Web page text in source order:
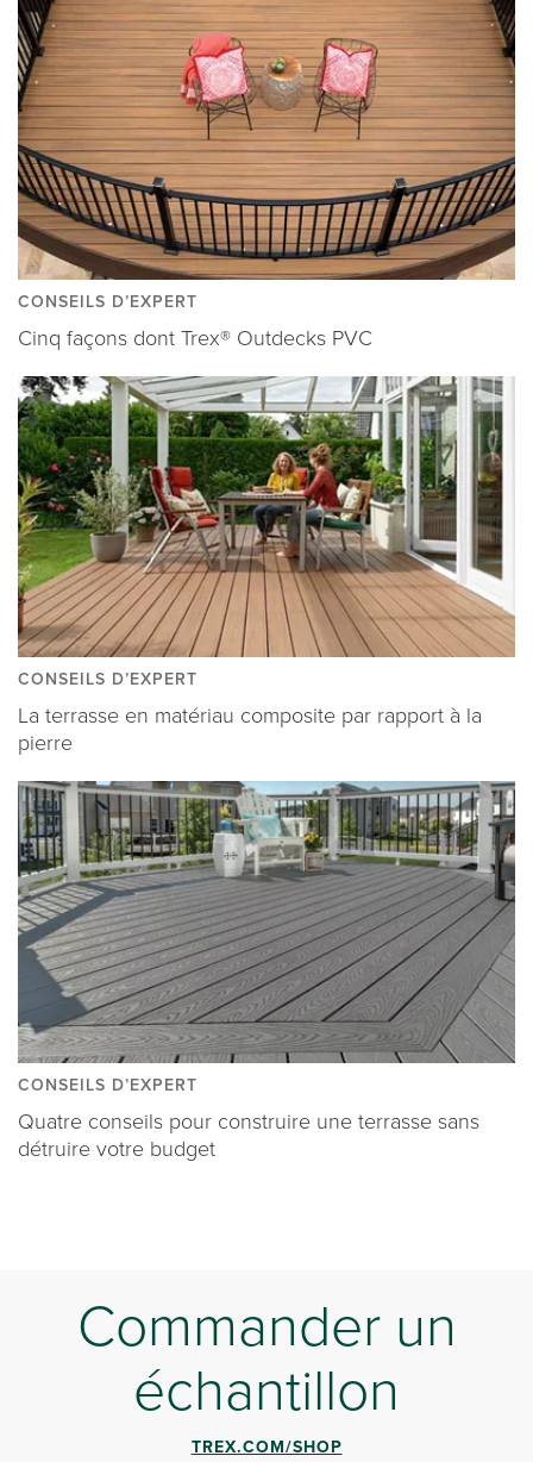
CONSEILS D’EXPERT
Cinq façons dont Trex® Outdecks PVC
CONSEILS D’EXPERT
La terrasse en matériau composite par rapport à la
pierre
CONSEILS D’EXPERT
Quatre conseils pour construire une terrasse sans
détruire votre budget
Commander un
échantillon
TREX.COM/SHOP